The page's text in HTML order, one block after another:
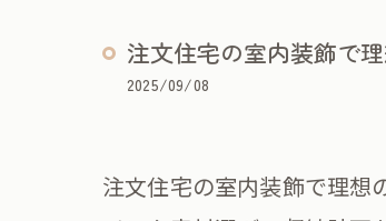
注文住宅の室内装飾で
2025/09/08
注文住宅の室内装飾で理想